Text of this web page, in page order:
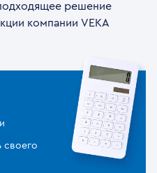
решение
компании VEKA
своего